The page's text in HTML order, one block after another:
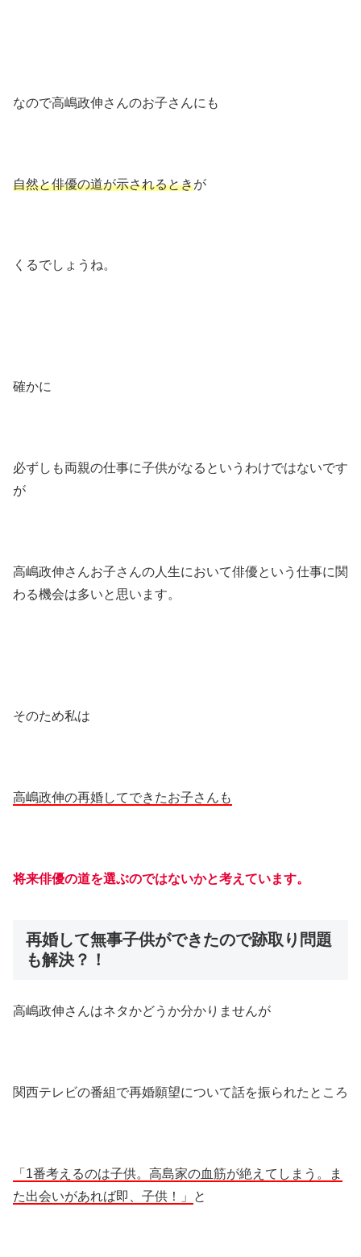
なので高嶋政伸さんのお子さんにも
自然と俳優の道が示されるときが
くるでしょうね。
確かに
必ずしも両親の仕事に子供がなるというわけではないです
が
高嶋政伸さんお子さんの人生において俳優という仕事に関
わる機会は多いと思います。
そのため私は
高嶋政伸の再婚してできたお子さんも
将来俳優の道を選ぶのではないかと考えています。
再婚して無事子供ができたので跡取り問題
も解決？！
高嶋政伸さんはネタかどうか分かりませんが
関西テレビの番組で再婚願望について話を振られたところ
「1番考えるのは子供。高島家の血筋が絶えてしまう。ま
た出会いがあれば即、子供！」
と